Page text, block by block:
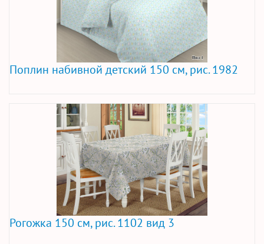
Поплин набивной детский 150 см, рис. 1982
Рогожка 150 см, рис. 1102 вид 3